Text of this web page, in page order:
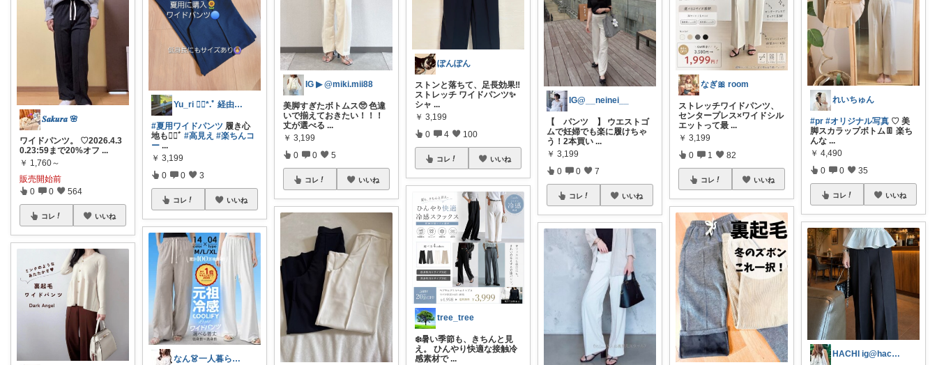
𝑺𝒂𝒌𝒖𝒓𝒂 🌸
ワイドパンツ。 ♡2026.4.3
0.23:59まで20%オフ ...
￥ 1,760～
販売開始前
0 0 564
コレ いいね
Yu_ri ❁⃘*.ﾟ 経由購入感謝😊
#夏用ワイドパンツ 履き心
地も👌🏻ﾞ#高見え #楽ちんコ
ー ...
￥ 3,199
0 0 3
コレ いいね
なん👗一人暮らし20代のマストバイ
IG ▶︎ @miki.mii88
美脚すぎたボトムス🥺 色違
いで揃えておきたい！！！
丈が選べる ...
￥ 3,199
0 0 5
コレ いいね
ぽんぽん
ストンと落ちて、足長効果‼️
ストレッチ ワイドパンツ✨
シャ ...
￥ 3,199
0 4 100
コレ いいね
tree_tree
❄️暑い季節も、きちんと見
え。 ひんやり快適な接触冷
感素材で ...
IG@__neinei__
【 パンツ 】 ウエストゴ
ムで妊婦でも楽に履けちゃ
う！2本買い ...
￥ 3,199
0 0 7
コレ いいね
なぎ🎀 room
ストレッチワイドパンツ、
センタープレス×ワイドシル
エットって最 ...
￥ 3,199
0 1 82
コレ いいね
れいちゅん
#pr #オリジナル写真 ♡ 美
脚スカラップボトム👖 楽ち
んな ...
￥ 4,490
0 0 35
コレ いいね
HACHI ig@hachi.81115